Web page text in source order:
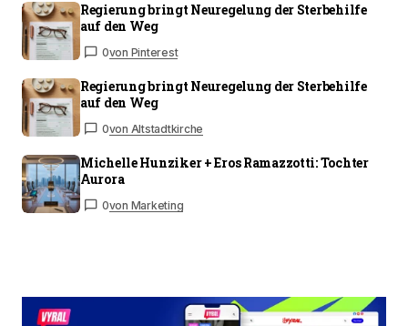
Regierung bringt Neuregelung der Sterbehilfe
auf den Weg
0von Pinterest
Regierung bringt Neuregelung der Sterbehilfe
auf den Weg
0von Altstadtkirche
Michelle Hunziker + Eros Ramazzotti: Tochter
Aurora
0von Marketing